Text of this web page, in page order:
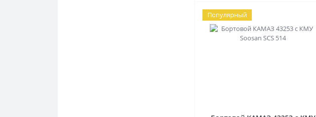
Популярный